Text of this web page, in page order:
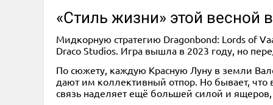
«Стиль жизни» этой весной
Мидкорную стратегию Dragonbond: Lords of
Draco Studios. Игра вышла в 2023 году, но
По сюжету, каждую Красную Луну в земли
дают им коллективный отпор. Но бывает, что
связь наделяет ещё большей силой и